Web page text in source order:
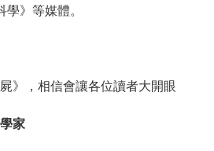
學》等媒體。
》，相信會讓各位讀者大開眼
家